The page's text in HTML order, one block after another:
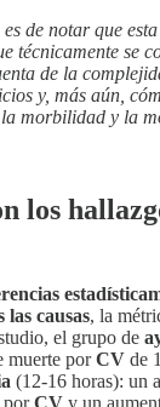
es de notar que
técnicamente se
de la
y, más aún,
morbilidad y la
los
causas, la
el grupo de
muerte porCV de
(12-16 horas): un
porCV y un